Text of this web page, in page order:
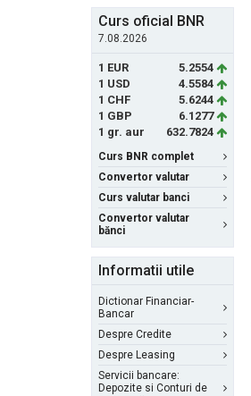
Curs oficial BNR
7.08.2026
1 EUR
5.2554
1 USD
4.5584
1 CHF
5.6244
1 GBP
6.1277
1 gr. aur
632.7824
Curs BNR complet
Convertor valutar
Curs valutar banci
Convertor valutar
bănci
Informatii utile
Dictionar Financiar-
Bancar
Despre Credite
Despre Leasing
Servicii bancare:
Depozite si Conturi de